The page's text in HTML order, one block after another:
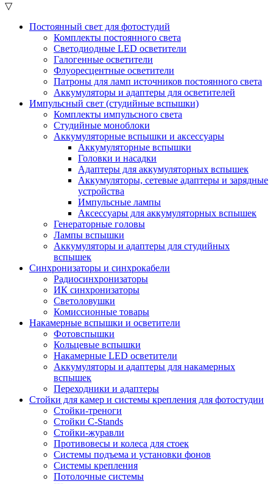
▽
Постоянный свет для фотостудий
Комплекты постоянного света
Светодиодные LED осветители
Галогенные осветители
Флуоресцентные осветители
Патроны для ламп источников постоянного света
Аккумуляторы и адаптеры для осветителей
Импульсный свет (студийные вспышки)
Комплекты импульсного света
Студийные моноблоки
Аккумуляторные вспышки и аксессуары
Аккумуляторные вспышки
Головки и насадки
Адаптеры для аккумуляторных вспышек
Аккумуляторы, сетевые адаптеры и зарядные
устройства
Импульсные лампы
Аксессуары для аккумуляторных вспышек
Генераторные головы
Лампы вспышки
Аккумуляторы и адаптеры для студийных
вспышек
Синхронизаторы и синхрокабели
Радиосинхронизаторы
ИК синхронизаторы
Светоловушки
Комиссионные товары
Накамерные вспышки и осветители
Фотовспышки
Кольцевые вспышки
Накамерные LED осветители
Аккумуляторы и адаптеры для накамерных
вспышек
Переходники и адаптеры
Стойки для камер и системы крепления для фотостудии
Стойки-треноги
Стойки C-Stands
Стойки-журавли
Противовесы и колеса для стоек
Системы подъема и установки фонов
Системы крепления
Потолочные системы